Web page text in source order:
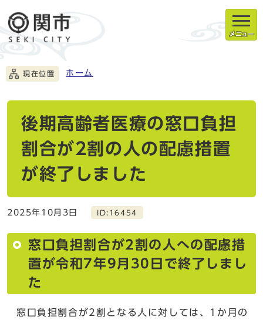
メニュー
現在位置 ホーム
後期高齢者医療の窓口負担
割合が2割の人の配慮措置
が終了しました
2025年10月3日 ID:16454
窓口負担割合が2割の人への配慮措
置が令和7年9月30日で終了しまし
た
窓口負担割合が2割となる人に対しては、1か月の